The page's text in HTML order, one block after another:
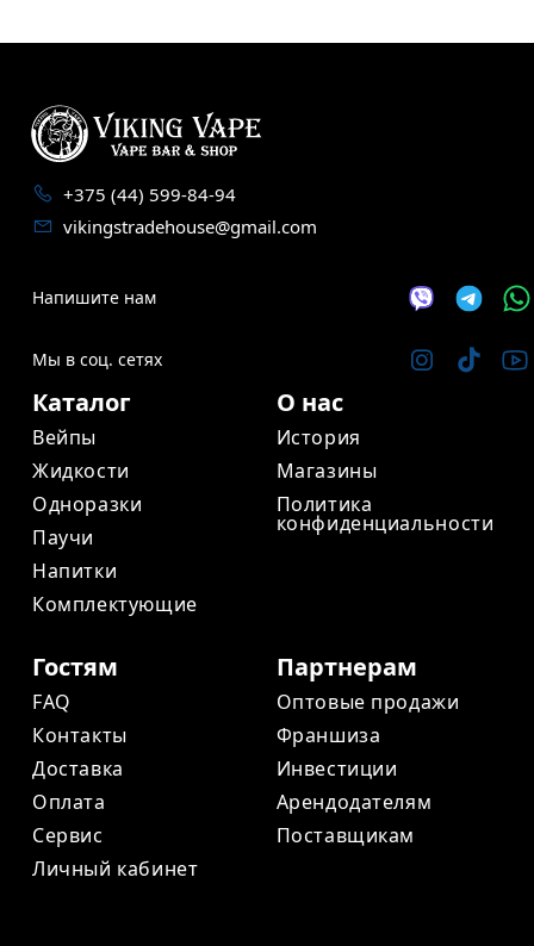
+375 (44) 599-84-94
vikingstradehouse@gmail.com
Напишите нам
Мы в соц. сетях
Каталог
Вейпы
Жидкости
Одноразки
Паучи
Напитки
Комплектующие
О нас
История
Магазины
Политика
конфиденциальности
Гостям
FAQ
Контакты
Доставка
Оплата
Сервис
Личный кабинет
Партнерам
Оптовые продажи
Франшиза
Инвестиции
Арендодателям
Поставщикам